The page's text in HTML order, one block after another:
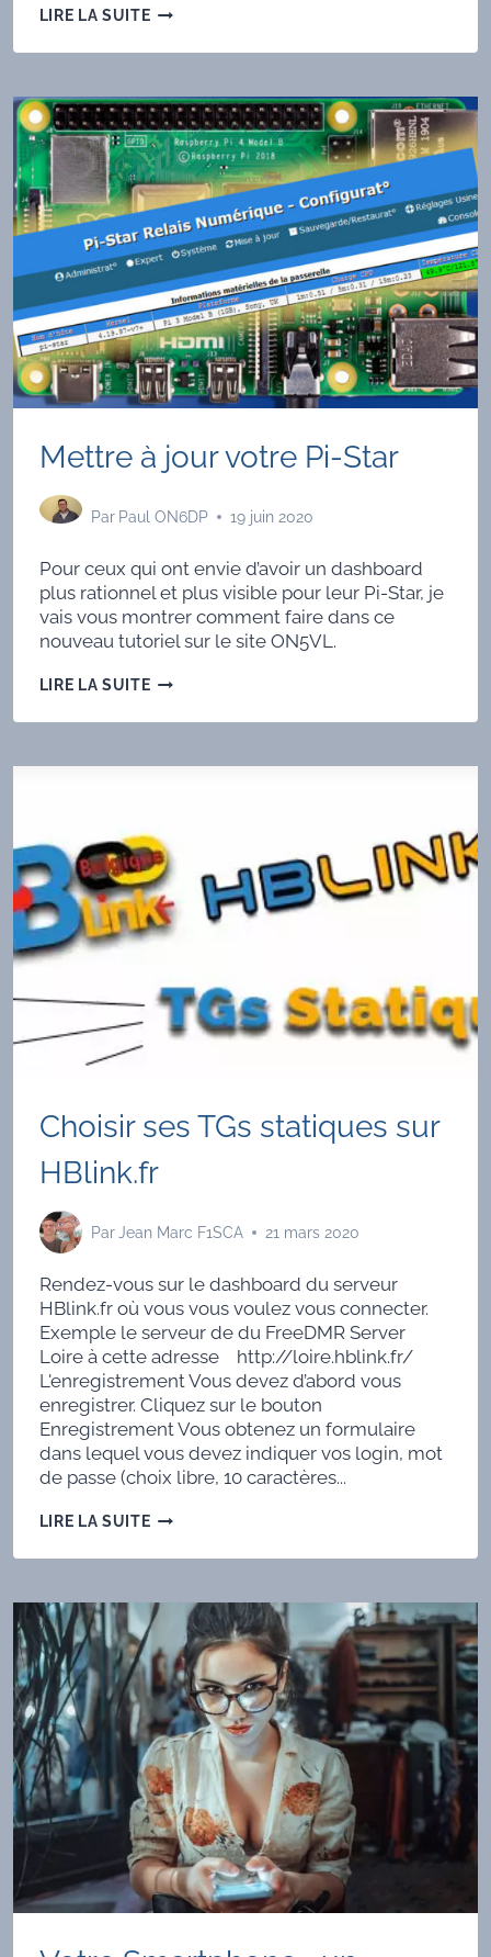
LIRE LA SUITEMISE
PLACE
YCS
Mettre à jour votre Pi-Star
Par Paul ON6DP 19 juin 2020
Pour ceux qui ont envie d’avoir un dashboard
plus rationnel et plus visible pour leur Pi-Star, je
vais vous montrer comment faire dans ce
nouveau tutoriel sur le site ON5VL.
LIRE LA SUITEMETTRE
JOUR
Choisir ses TGs statiques sur
HBlink.fr
Par Jean Marc F1SCA 21 mars 2020
Rendez-vous sur le dashboard du serveur
HBlink.fr où vous vous voulez vous connecter.
Exemple le serveur de du FreeDMR Server
Loire à cette adresse http://loire.hblink.fr/
L'enregistrement Vous devez d’abord vous
enregistrer. Cliquez sur le bouton
Enregistrement Vous obtenez un formulaire
dans lequel vous devez indiquer vos login, mot
de passe (choix libre, 10 caractères...
LIRE LA SUITECHOISIR
TGS
HBLINK.FR